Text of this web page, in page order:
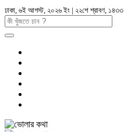
ঢাকা, ৬ই আগস্ট, ২০২৬ ইং | ২২শে শ্রাবণ, ১৪৩৩